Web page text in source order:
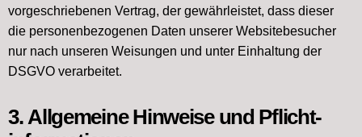
vorgeschriebenen Vertrag, der gewährleistet, dass dieser
die personenbezogenen Daten unserer Websitebesucher
nur nach unseren Weisungen und unter Einhaltung der
DSGVO verarbeitet.
3. Allgemeine Hinweise und Pflicht­